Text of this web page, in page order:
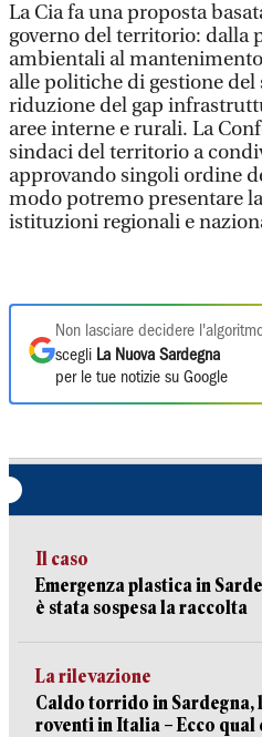
La Cia fa una proposta
governo del territorio: dalla
ambientali al
alle politiche di gestione del
riduzione del gap
aree interne e rurali. La
sindaci del territorio a
approvando singoli ordine
modo potremo presentare
istituzioni regionali e
Non lasciare decidere
scegli La Nuova Sardegna
per le tue notizie su Google
Il caso
Emergenza plastica in
è stata sospesa la raccolta
La rilevazione
Caldo torrido in Sardegna,
roventi in Italia – Ecco qual